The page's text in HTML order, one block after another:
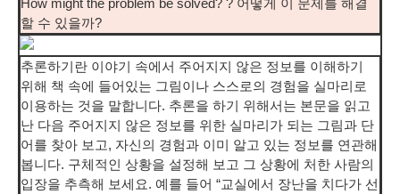
How might the problem be solved? ? 어떻게 이 문제를 해결
할 수 있을까?
추론하기란 이야기 속에서 주어지지 않은 정보를 이해하기
위해 책 속에 들어있는 그림이나 스스로의 경험을 실마리로
이용하는 것을 말합니다. 추론을 하기 위해서는 본문을 읽고
난 다음 주어지지 않은 정보를 위한 실마리가 되는 그림과 단
어를 찾아 보고, 자신의 경험과 이미 알고 있는 정보를 연관해
봅니다. 구체적인 상황을 설정해 보고 그 상황에 처한 사람의
입장을 추측해 보세요. 예를 들어 “교실에서 장난을 치다가 선